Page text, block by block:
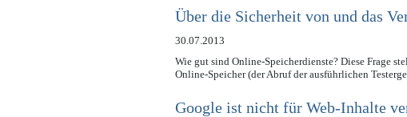
Über die Sicherheit von und das
30.07.2013
Wie gut sind Online-Speicherdienste? Diese Frage
Online-Speicher (der Abruf der ausführlichen
Google ist nicht für Web-Inhalte